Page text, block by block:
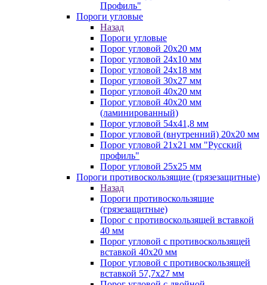
Профиль"
Пороги угловые
Назад
Пороги угловые
Порог угловой 20х20 мм
Порог угловой 24х10 мм
Порог угловой 24х18 мм
Порог угловой 30х27 мм
Порог угловой 40х20 мм
Порог угловой 40х20 мм
(ламинированный)
Порог угловой 54х41,8 мм
Порог угловой (внутренний) 20х20 мм
Порог угловой 21х21 мм "Русский
профиль"
Порог угловой 25х25 мм
Пороги противоскользящие (грязезащитные)
Назад
Пороги противоскользящие
(грязезащитные)
Порог с противоскользящей вставкой
40 мм
Порог угловой с противоскользящей
вставкой 40х20 мм
Порог угловой с противоскользящей
вставкой 57,7х27 мм